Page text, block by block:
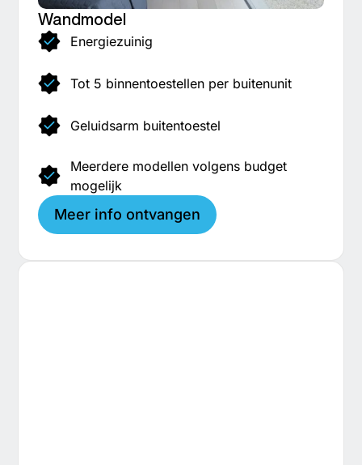
Wandmodel
Energiezuinig
Tot 5 binnentoestellen per buitenunit
Geluidsarm buitentoestel
Meerdere modellen volgens budget
mogelijk
Meer info ontvangen